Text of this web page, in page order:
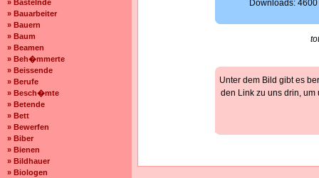
» Bastelnde
» Bauarbeiter
» Bauern
» Baum
» Beamen
» Beh�mmerte
» Beissende
» Berufe
» Besch�mte
» Betende
» Bett
» Bewerfen
» Biber
» Bienen
» Bildhauer
» Biologen
Downloads: 4600
Unter dem Bild gibt es
den Link zu uns drin,